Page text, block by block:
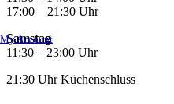
My Account
17:00 – 21:30 Uhr
Samstag
11:30 – 23:00 Uhr
21:30 Uhr Küchenschluss